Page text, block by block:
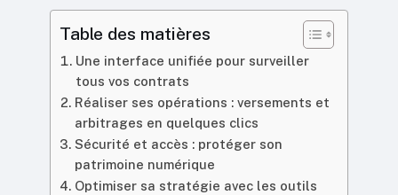
Table des matières
Une interface unifiée pour surveiller
tous vos contrats
Réaliser ses opérations : versements et
arbitrages en quelques clics
Sécurité et accès : protéger son
patrimoine numérique
Optimiser sa stratégie avec les outils